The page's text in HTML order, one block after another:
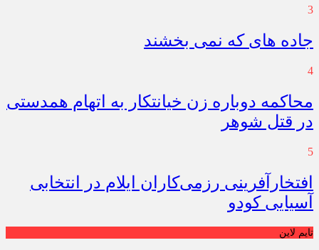
3
جاده های که نمی بخشند
4
محاکمه دوباره زن خیانتکار به اتهام همدستی
در قتل شوهر
5
افتخارآفرینی رزمی‌کاران ایلام در انتخابی
آسیایی کودو
تایم لاین